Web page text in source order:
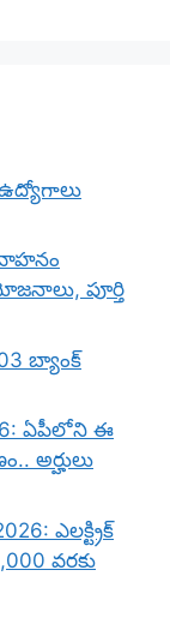
వాహనం
పూర్తి
బ్యాంక్
ఏపీలోని ఈ
అర్హులు
ఎలక్ట్రిక్
వరకు